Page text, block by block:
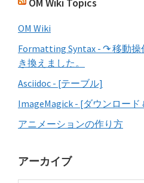
OM Wiki Topics
OM Wiki
Formatting Syntax - ↷ 移動
き換えました。
Asciidoc - [テーブル]
ImageMagick - [ダウンロード
アニメーションの作り方
アーカイブ